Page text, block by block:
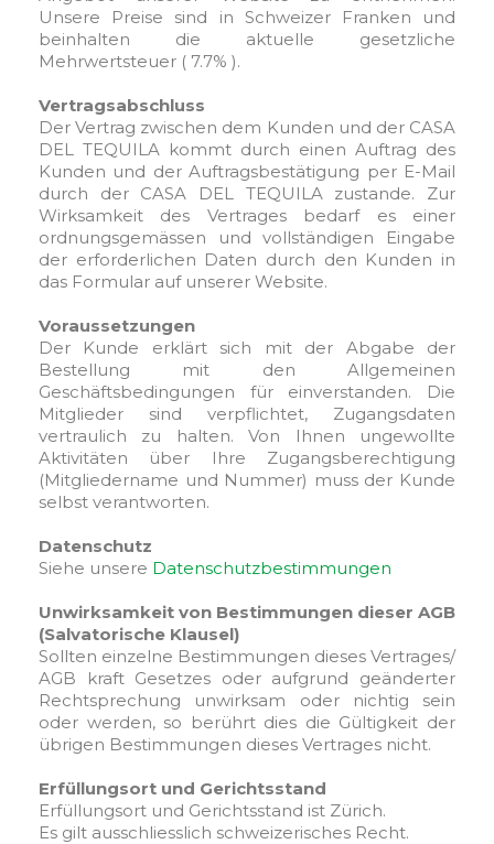
Unsere Preise sind in Schweizer Franken und
beinhalten die aktuelle gesetzliche
Mehrwertsteuer ( 7.7% ).
Vertragsabschluss
Der Vertrag zwischen dem Kunden und der CASA
DEL TEQUILA kommt durch einen Auftrag des
Kunden und der Auftragsbestätigung per E-Mail
durch der CASA DEL TEQUILA zustande. Zur
Wirksamkeit des Vertrages bedarf es einer
ordnungsgemässen und vollständigen Eingabe
der erforderlichen Daten durch den Kunden in
das Formular auf unserer Website.
Voraussetzungen
Der Kunde erklärt sich mit der Abgabe der
Bestellung mit den Allgemeinen
Geschäftsbedingungen für einverstanden. Die
Mitglieder sind verpflichtet, Zugangsdaten
vertraulich zu halten. Von Ihnen ungewollte
Aktivitäten über Ihre Zugangsberechtigung
(Mitgliedername und Nummer) muss der Kunde
selbst verantworten.
Datenschutz
Siehe unsere Datenschutzbestimmungen
Unwirksamkeit von Bestimmungen dieser AGB
(Salvatorische Klausel)
Sollten einzelne Bestimmungen dieses Vertrages/
AGB kraft Gesetzes oder aufgrund geänderter
Rechtsprechung unwirksam oder nichtig sein
oder werden, so berührt dies die Gültigkeit der
übrigen Bestimmungen dieses Vertrages nicht.
Erfüllungsort und Gerichtsstand
Erfüllungsort und Gerichtsstand ist Zürich.
Es gilt ausschliesslich schweizerisches Recht.